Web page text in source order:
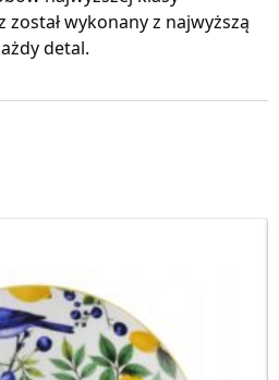
wykonany z najwyższą
detal.